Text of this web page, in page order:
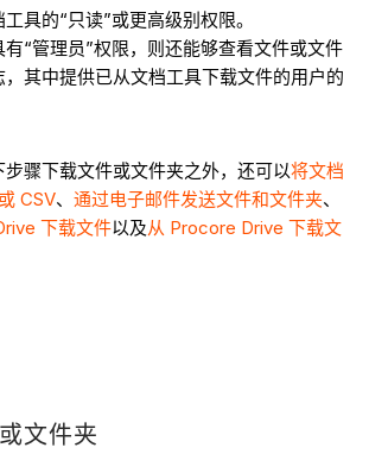
具的“只读”或更高级别权限。
有“管理员”权限，则还能够查看文件或文件
，其中提供已从文档工具下载文件的用户的
步骤下载文件或文件夹之外，还可以将文档
CSV、通过电子邮件发送文件和文件夹、
下载文件以及从 Procore Drive 下载文
文件夹